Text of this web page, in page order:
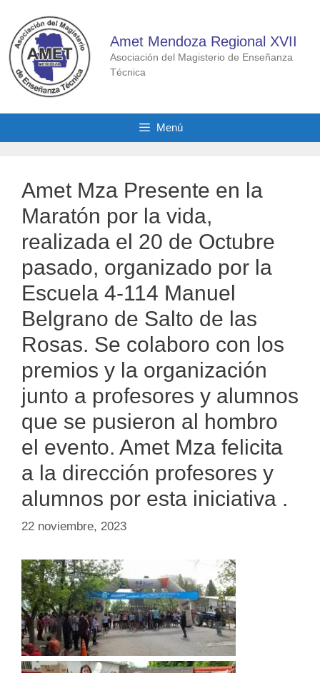
contenido
Amet Mendoza Regional XVII
Asociación del Magisterio de Enseñanza
Técnica
Menú
Amet Mza Presente en la
Maratón por la vida,
realizada el 20 de Octubre
pasado, organizado por la
Escuela 4-114 Manuel
Belgrano de Salto de las
Rosas. Se colaboro con los
premios y la organización
junto a profesores y alumnos
que se pusieron al hombro
el evento. Amet Mza felicita
a la dirección profesores y
alumnos por esta iniciativa .
22 noviembre, 2023